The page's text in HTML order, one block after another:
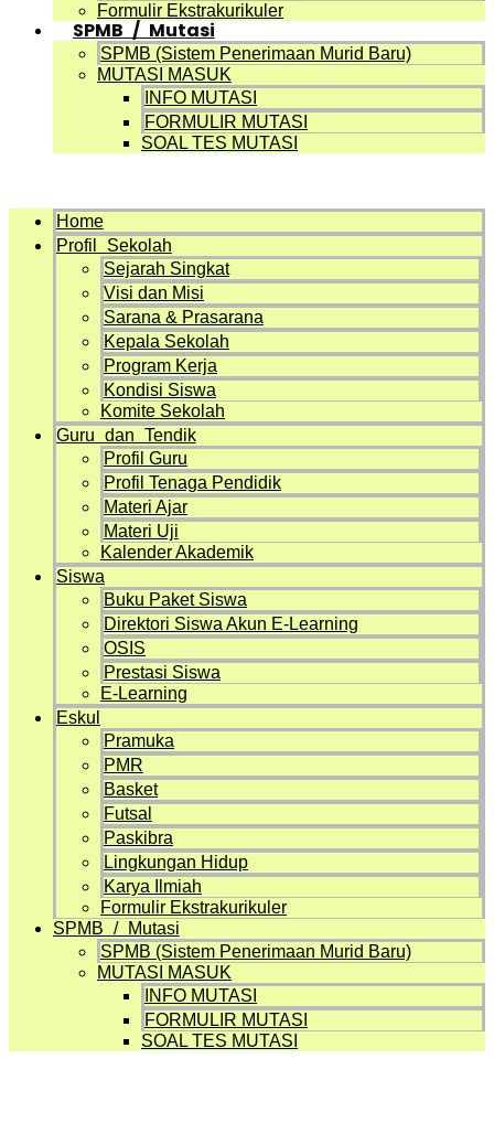
Formulir Ekstrakurikuler
SPMB / Mutasi
SPMB (Sistem Penerimaan Murid Baru)
MUTASI MASUK
INFO MUTASI
FORMULIR MUTASI
SOAL TES MUTASI
Home
Profil Sekolah
Sejarah Singkat
Visi dan Misi
Sarana & Prasarana
Kepala Sekolah
Program Kerja
Kondisi Siswa
Komite Sekolah
Guru dan Tendik
Profil Guru
Profil Tenaga Pendidik
Materi Ajar
Materi Uji
Kalender Akademik
Siswa
Buku Paket Siswa
Direktori Siswa Akun E-Learning
OSIS
Prestasi Siswa
E-Learning
Eskul
Pramuka
PMR
Basket
Futsal
Paskibra
Lingkungan Hidup
Karya Ilmiah
Formulir Ekstrakurikuler
SPMB / Mutasi
SPMB (Sistem Penerimaan Murid Baru)
MUTASI MASUK
INFO MUTASI
FORMULIR MUTASI
SOAL TES MUTASI